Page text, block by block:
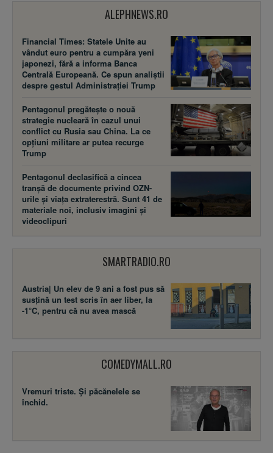
ALEPHNEWS.RO
Financial Times: Statele Unite au
vândut euro pentru a cumpăra yeni
japonezi, fără a informa Banca
Centrală Europeană. Ce spun analiștii
despre gestul Administrației Trump
Pentagonul pregătește o nouă
strategie nucleară în cazul unui
conflict cu Rusia sau China. La ce
opțiuni militare ar putea recurge
Trump
Pentagonul declasifică a cincea
tranșă de documente privind OZN-
urile și viața extraterestră. Sunt 41 de
materiale noi, inclusiv imagini și
videoclipuri
SMARTRADIO.RO
Austria| Un elev de 9 ani a fost pus să
susţină un test scris în aer liber, la
-1°C, pentru că nu avea mască
COMEDYMALL.RO
Vremuri triste. Şi păcănelele se
închid.